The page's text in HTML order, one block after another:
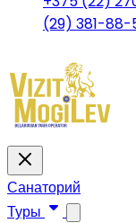
(29) 381-88-
Санаторий
Туры